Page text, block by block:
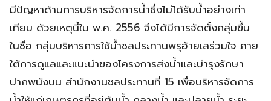
มีปัญหาด้านการบริหารจัดการน้ำซึ่งไม่ได้รับน้ำอย่างเท่า
เทียม ด้วยเหตุนี้ใน พ.ศ. 2556 จึงได้มีการจัดตั้งกลุ่มขึ้น
ในชื่อ กลุ่มบริหารการใช้น้ำชลประทานพรุอ้ายเลร่วมใจ ภาย
ใต้การดูแลและแนะนำของโครงการส่งน้ำและบำรุงรักษา
ปากพนังบน สำนักงานชลประทานที่ 15 เพื่อบริหารจัดการ